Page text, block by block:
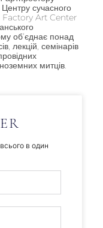
сучасного
Factory Art Center
об’єднає понад
лекцій, семінарів
митців.
в один